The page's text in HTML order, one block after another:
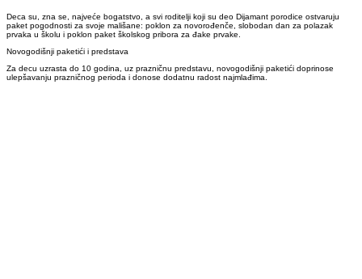
Deca su, zna se, najveće bogatstvo, a svi roditelji koji su deo Dijamant porodice ostvaruju
paket pogodnosti za svoje mališane: poklon za novorođenče, slobodan dan za polazak
prvaka u školu i poklon paket školskog pribora za đake prvake.
Novogodišnji paketići i predstava
Za decu uzrasta do 10 godina, uz prazničnu predstavu, novogodišnji paketići doprinose
ulepšavanju prazničnog perioda i donose dodatnu radost najmlađima.